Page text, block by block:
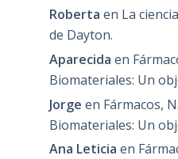
Roberta en La
de Dayton.
Aparecida en
Biomateriales: Un
Jorge en Fármacos,
Biomateriales: Un
Ana Leticia en